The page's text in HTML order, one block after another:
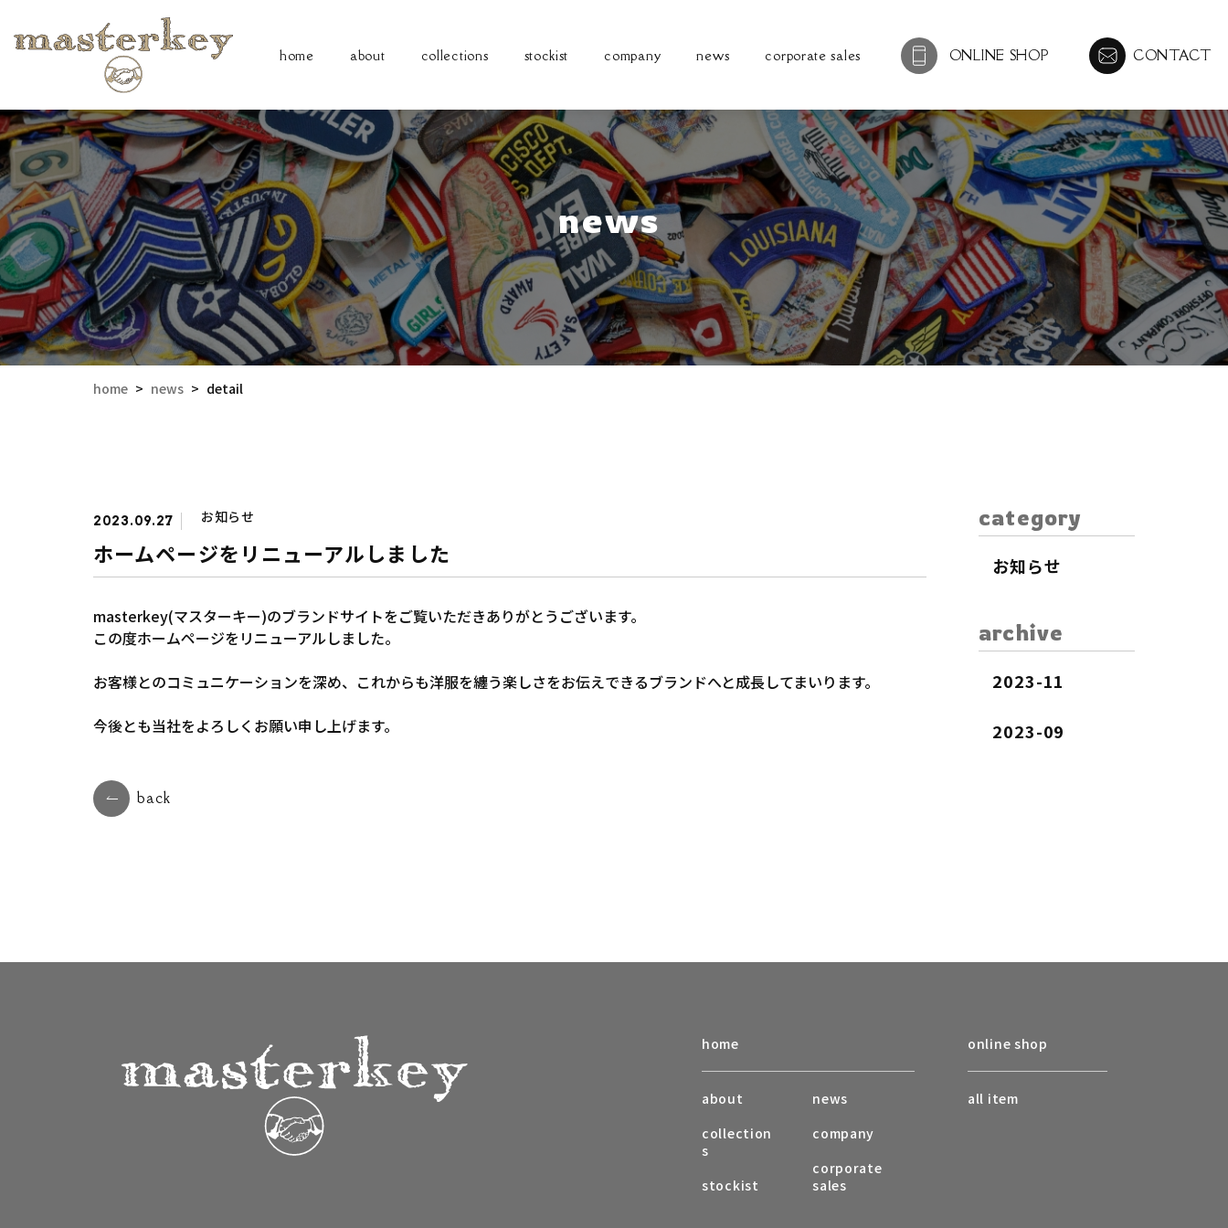
home about collections stockist company news corporate sales ONLINE SHOP CONTACT
news
home > news > detail
2023.09.27 お知らせ
ホームページをリニューアルしました
masterkey(マスターキー)のブランドサイトをご覧いただきありがとうございます。
この度ホームページをリニューアルしました。
お客様とのコミュニケーションを深め、これからも洋服を纏う楽しさをお伝えできるブランドへと成長してまいります。
今後とも当社をよろしくお願い申し上げます。
back
category
お知らせ
archive​​​​​​​
2023-11
2023-09
home
about
collection
s
stockist
news
company
corporate
sales
online shop
all item